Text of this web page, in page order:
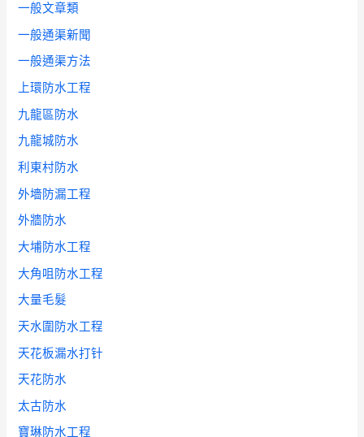
一般文章類
一般通渠新聞
一般通渠方法
上環防水工程
九龍區防水
九龍城防水
利東村防水
外墻防漏工程
外牆防水
大埔防水工程
大角咀防水工程
大量毛髮
天水圍防水工程
天花板漏水打针
天花防水
太古防水
寶琳防水工程